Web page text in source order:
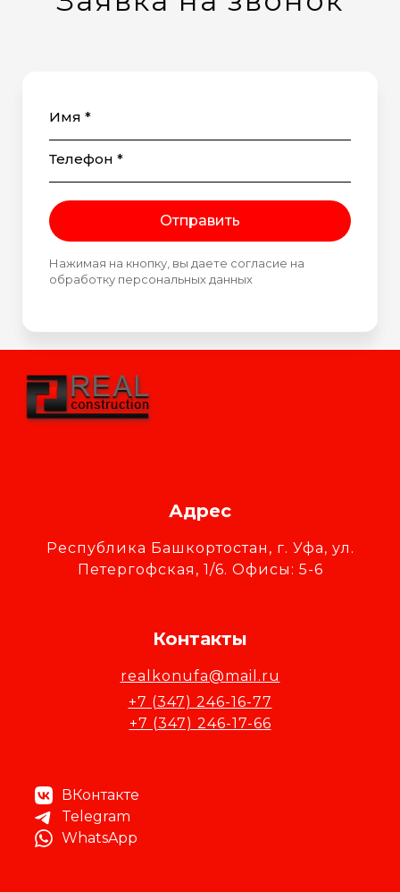
Имя *
Телефон *
Отправить
Нажимая на кнопку, вы даете согласие на
обработку персональных данных
Адрес
Республика Башкортостан, г. Уфа, ул.
Петергофская, 1/6. Офисы: 5-6
Контакты
realkonufa@mail.ru
+7 (347) 246-16-77
+7 (347) 246-17-66
ВКонтакте
Telegram
WhatsApp